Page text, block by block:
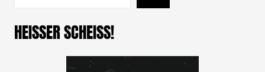
HEISSER SCHEISS!